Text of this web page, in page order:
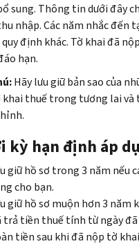
sung. Thông tin dưới đây
nhập. Các năm nhắc đến
quy định khác. Tờ khai đã
hạn.
Hãy lưu giữ bản sao của
khai thuế trong tương lai
kỳ hạn định áp
giữ hồ sơ trong 3 năm nếu
cho bạn.
giữ hồ sơ muộn hơn 3 năm
trả tiền thuế tính từ ngày
tiền sau khi đã nộp tờ